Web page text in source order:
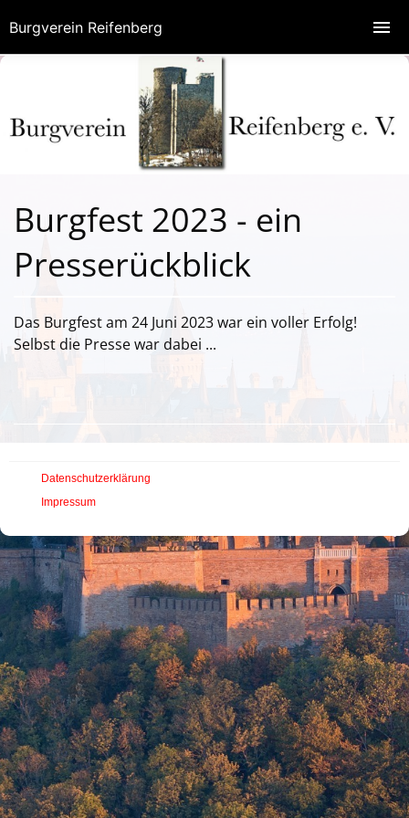
Burgfest 2023 - ein
Presserückblick
Das Burgfest am 24 Juni 2023 war ein voller Erfolg!
Selbst die Presse war dabei ...
Datenschutzerklärung
Impressum
Burgverein Reifenberg